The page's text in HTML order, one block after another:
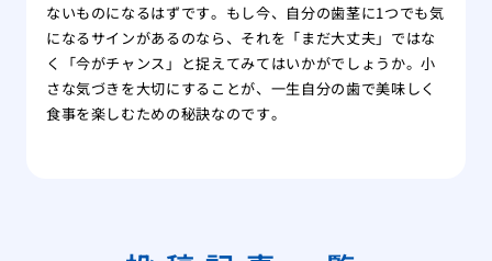
ないものになるはずです。もし今、自分の歯茎に1つでも気
になるサインがあるのなら、それを「まだ大丈夫」ではな
く「今がチャンス」と捉えてみてはいかがでしょうか。小
さな気づきを大切にすることが、一生自分の歯で美味しく
食事を楽しむための秘訣なのです。